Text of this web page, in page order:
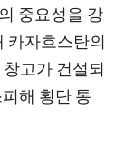
중요성을 강
카자흐스탄의
고가 건설되
해 횡단 통